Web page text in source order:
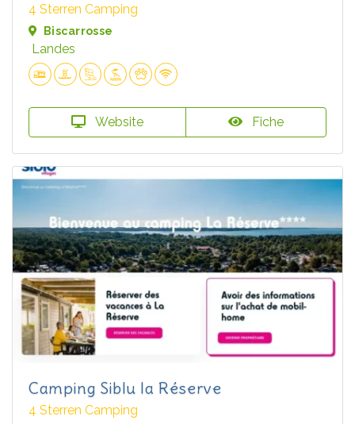
4 Sterren Camping
Biscarrosse
Landes
Website Fiche
Camping Siblu la Réserve
4 Sterren Camping